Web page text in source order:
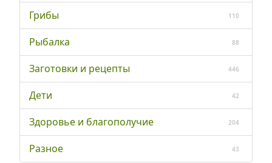
Грибы 110
Рыбалка 88
Заготовки и рецепты 446
Дети 42
Здоровье и благополучие 204
Разное 43